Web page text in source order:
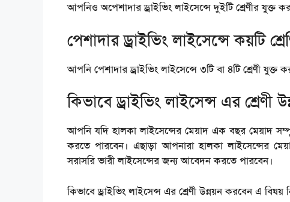
আপনিও অপেশাদার ড্রাইভিং লাইসেন্সে দুইটি শ্রেণীর যুক্ত
পেশাদার ড্রাইভিং লাইসেন্সে কয়টি
আপনি পেশাদার ড্রাইভিং লাইসেন্সে ৩টি বা ৪টি শ্রেণী যুক্ত
কিভাবে ড্রাইভিং লাইসেন্স এর শ্রেণী
আপনি যদি হালকা লাইসেন্সের মেয়াদ এক বছর মেয়াদ
করতে পারবেন। এছাড়া আপনারা হালকা লাইসেন্সের
সরাসরি ভারী লাইসেন্সের জন্য আবেদন করতে পারবেন।
কিভাবে ড্রাইভিং লাইসেন্স এর শ্রেণী উন্নয়ন করবেন এ